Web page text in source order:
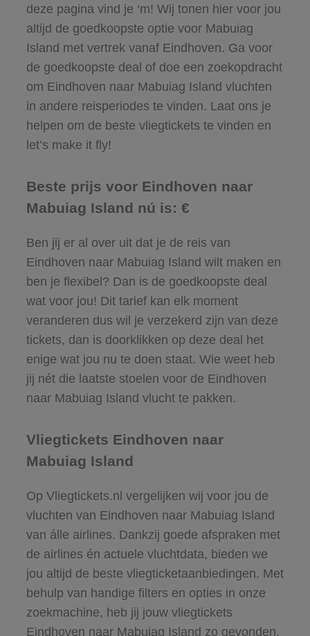
deze pagina vind je ‘m! Wij tonen hier voor jou
altijd de goedkoopste optie voor Mabuiag
Island met vertrek vanaf Eindhoven. Ga voor
de goedkoopste deal of doe een zoekopdracht
om Eindhoven naar Mabuiag Island vluchten
in andere reisperiodes te vinden. Laat ons je
helpen om de beste vliegtickets te vinden en
let’s make it fly!
Beste prijs voor Eindhoven naar
Mabuiag Island nú is: €
Ben jij er al over uit dat je de reis van
Eindhoven naar Mabuiag Island wilt maken en
ben je flexibel? Dan is de goedkoopste deal
wat voor jou! Dit tarief kan elk moment
veranderen dus wil je verzekerd zijn van deze
tickets, dan is doorklikken op deze deal het
enige wat jou nu te doen staat. Wie weet heb
jij nét die laatste stoelen voor de Eindhoven
naar Mabuiag Island vlucht te pakken.
Vliegtickets Eindhoven naar
Mabuiag Island
Op Vliegtickets.nl vergelijken wij voor jou de
vluchten van Eindhoven naar Mabuiag Island
van álle airlines. Dankzij goede afspraken met
de airlines én actuele vluchtdata, bieden we
jou altijd de beste vliegticketaanbiedingen. Met
behulp van handige filters en opties in onze
zoekmachine, heb jij jouw vliegtickets
Eindhoven naar Mabuiag Island zo gevonden.